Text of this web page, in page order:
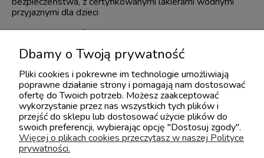
przyjaznymi dla dzieci
Materiał i wykończenie mebli:
- falbanka: płyta MDF lakierowana
- boki, półki: płyta laminowana
W procesie lakierowania zastosowanolakiery wodne
które sąbezpieczne dla dziecioraz certyfikowane
zgodnie z normą EN71/3dotyczącą mebli dziecięcych i
zabawek.
Wymiary:
Dbamy o Twoją prywatność
Pliki cookies i pokrewne im technologie umożliwiają
poprawne działanie strony i pomagają nam dostosować
ofertę do Twoich potrzeb. Możesz zaakceptować
wykorzystanie przez nas wszystkich tych plików i
przejść do sklepu lub dostosować użycie plików do
swoich preferencji, wybierając opcję "Dostosuj zgody".
Więcej o plikach cookies przeczytasz w naszej Polityce
prywatności.